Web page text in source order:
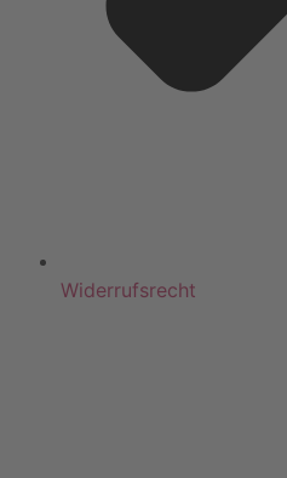
Widerrufsrecht